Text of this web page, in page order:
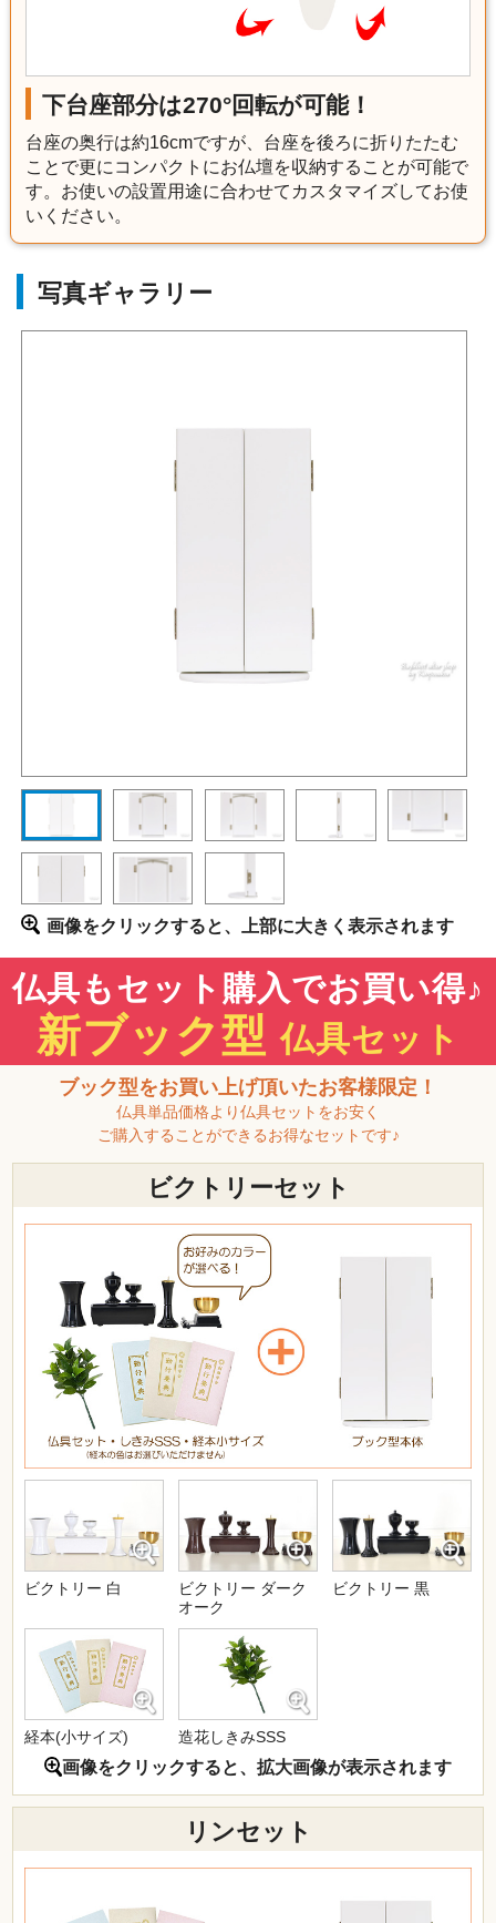
下台座部分は270°回転が可能！
台座の奥行は約16cmですが、台座を後ろに折りたたむ
ことで更にコンパクトにお仏壇を収納することが可能で
す。お使いの設置用途に合わせてカスタマイズしてお使
いください。
写真ギャラリー
画像をクリックすると、上部に大きく表示されます
仏具もセット購入でお買い得♪
新ブック型仏具セット
ブック型をお買い上げ頂いたお客様限定！
仏具単品価格より仏具セットをお安く
ご購入することができるお得なセットです♪
ビクトリーセット
ビクトリー 白
ビクトリー ダーク
オーク
ビクトリー 黒
経本(小サイズ) 造花しきみSSS
画像をクリックすると、拡大画像が表示されます
リンセット